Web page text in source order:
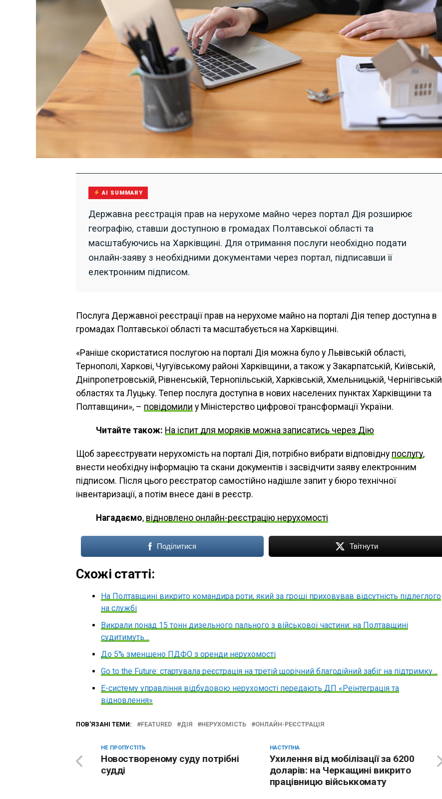
AI SUMMARY
Державна реєстрація прав на нерухоме майно через портал Дія розширює
географію, ставши доступною в громадах Полтавської області та
масштабуючись на Харківщині. Для отримання послуги необхідно подати
онлайн-заяву з необхідними документами через портал, підписавши її
електронним підписом.
Послуга Державної реєстрації прав на нерухоме майно на порталі Дія тепер доступна в
громадах Полтавської області та масштабується на Харківщині.
«Раніше скористатися послугою на порталі Дія можна було у Львівській області,
Тернополі, Харкові, Чугуївському районі Харківщини, а також у Закарпатській, Київській,
Дніпропетровській, Рівненській, Тернопільській, Харківській, Хмельницькій, Чернігівській
областях та Луцьку. Тепер послуга доступна в нових населених пунктах Харківщини та
Полтавщини», – повідомили у Міністерство цифрової трансформації України.
Читайте також: На іспит для моряків можна записатись через Дію
Щоб зареєструвати нерухомість на порталі Дія, потрібно вибрати відповідну послугу,
внести необхідну інформацію та скани документів і засвідчити заяву електронним
підписом. Після цього реєстратор самостійно надішле запит у бюро технічної
інвентаризації, а потім внесе дані в реєстр.
Нагадаємо, відновлено онлайн-реєстрацію нерухомості
Поділитися Твітнути
Схожі статті:
На Полтавщині викрито командира роти, який за гроші приховував відсутність підлеглого
на службі
Викрали понад 15 тонн дизельного пального з військової частини: на Полтавщині
судитимуть…
До 5% зменшено ПДФО з оренди нерухомості
Go to the Future: стартувала реєстрація на третій щорічний благодійний забіг на підтримку…
Е-систему управління відбудовою нерухомості передають ДП «Реінтеграція та
відновлення»
ПОВ'ЯЗАНІ ТЕМИ: FEATURED ДІЯ НЕРУХОМІСТЬ ОНЛАЙН-РЕЄСТРАЦІЯ
НАСТУПНА
Ухилення від мобілізації за 6200
доларів: на Черкащині викрито
працівницю військкомату
НЕ ПРОПУСТІТЬ
Новоствореному суду потрібні
судді